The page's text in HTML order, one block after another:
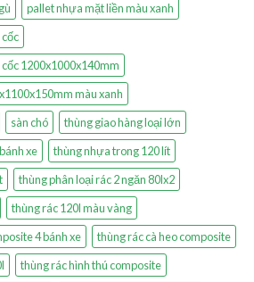
pallet nhựa mặt liền màu xanh
1200x1000x140mm
màu xanh
sàn chó
thùng giao hàng loại lớn
xe
thùng nhựa trong 120 lít
thùng phân loại rác 2 ngăn 80lx2
thùng rác 120l màu vàng
4 bánh xe
thùng rác cà heo composite
thùng rác hình thú composite